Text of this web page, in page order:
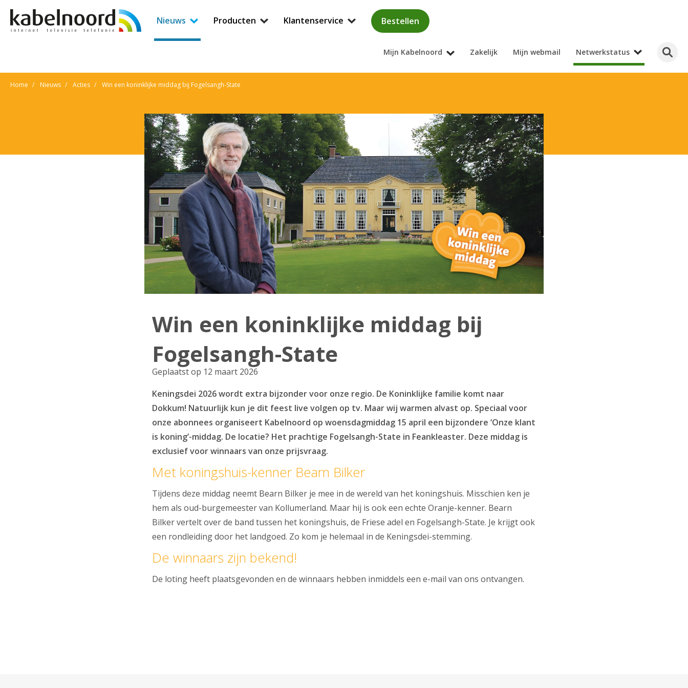
Nieuws Producten Klantenservice Bestellen
Mijn Kabelnoord Zakelijk Mijn webmail Netwerkstatus
Home Nieuws Acties Win een koninklijke middag bij Fogelsangh-State
Win een koninklijke middag bij
Fogelsangh-State
Geplaatst op 12 maart 2026
Keningsdei 2026 wordt extra bijzonder voor onze regio. De Koninklijke familie komt naar
Dokkum! Natuurlijk kun je dit feest live volgen op tv. Maar wij warmen alvast op. Speciaal voor
onze abonnees organiseert Kabelnoord op woensdagmiddag 15 april een bijzondere ‘Onze klant
is koning’-middag. De locatie? Het prachtige Fogelsangh-State in Feankleaster. Deze middag is
exclusief voor winnaars van onze prijsvraag.
Met koningshuis-kenner Bearn Bilker
Tijdens deze middag neemt Bearn Bilker je mee in de wereld van het koningshuis. Misschien ken je
hem als oud-burgemeester van Kollumerland. Maar hij is ook een echte Oranje-kenner. Bearn
Bilker vertelt over de band tussen het koningshuis, de Friese adel en Fogelsangh-State. Je krijgt ook
een rondleiding door het landgoed. Zo kom je helemaal in de Keningsdei-stemming.
De winnaars zijn bekend!
De loting heeft plaatsgevonden en de winnaars hebben inmiddels een e-mail van ons ontvangen.